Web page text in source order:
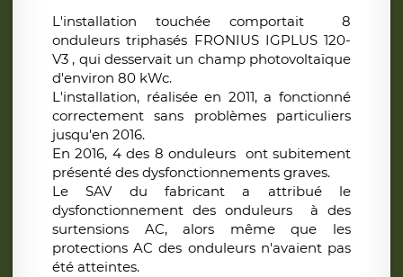
L'installation touchée comportait 8
onduleurs triphasés FRONIUS IGPLUS 120-
V3 , qui desservait un champ photovoltaïque
d'environ 80 kWc.
L'installation, réalisée en 2011, a fonctionné
correctement sans problèmes particuliers
jusqu'en 2016.
En 2016, 4 des 8 onduleurs ont subitement
présenté des dysfonctionnements graves.
Le SAV du fabricant a attribué le
dysfonctionnement des onduleurs à des
surtensions AC, alors même que les
protections AC des onduleurs n'avaient pas
été atteintes.